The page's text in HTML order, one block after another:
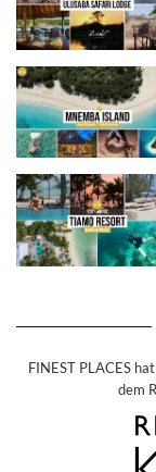
FINEST PLACES
dem